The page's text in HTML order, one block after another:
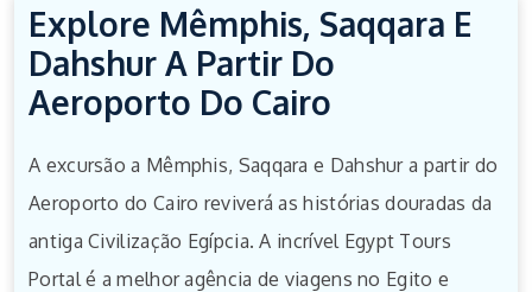
Explore Mêmphis, Saqqara E
Dahshur A Partir Do
Aeroporto Do Cairo
A excursão a Mêmphis, Saqqara e Dahshur a partir do
Aeroporto do Cairo reviverá as histórias douradas da
antiga Civilização Egípcia. A incrível Egypt Tours
Portal é a melhor agência de viagens no Egito e